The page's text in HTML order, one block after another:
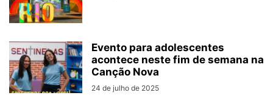
Evento para adolescentes
acontece neste fim de semana na
Canção Nova
24 de julho de 2025